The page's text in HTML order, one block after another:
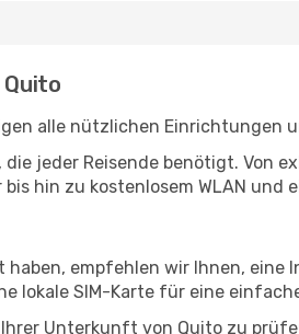
alle nützlichen Einrichtungen
jeder Reisende benötigt. Von
hin zu kostenlosem WLAN
haben, empfehlen wir Ihnen,
lokale SIM-Karte für eine
Unterkunft von Quito zu